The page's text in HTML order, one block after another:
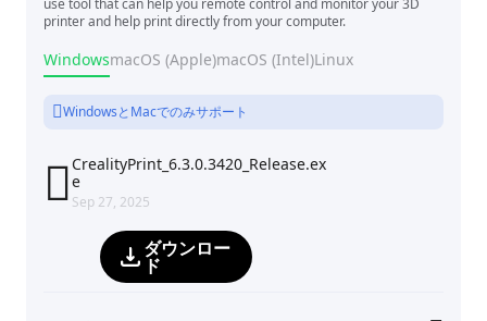
use tool that can help you remote control and monitor your 3D
printer and help print directly from your computer.
WindowsmacOS (Apple)macOS (Intel)Linux
WindowsとMacでのみサポート
 CrealityPrint_6.3.0.3420_Release.ex
e
Sep 27, 2025
ダウンロー
ド